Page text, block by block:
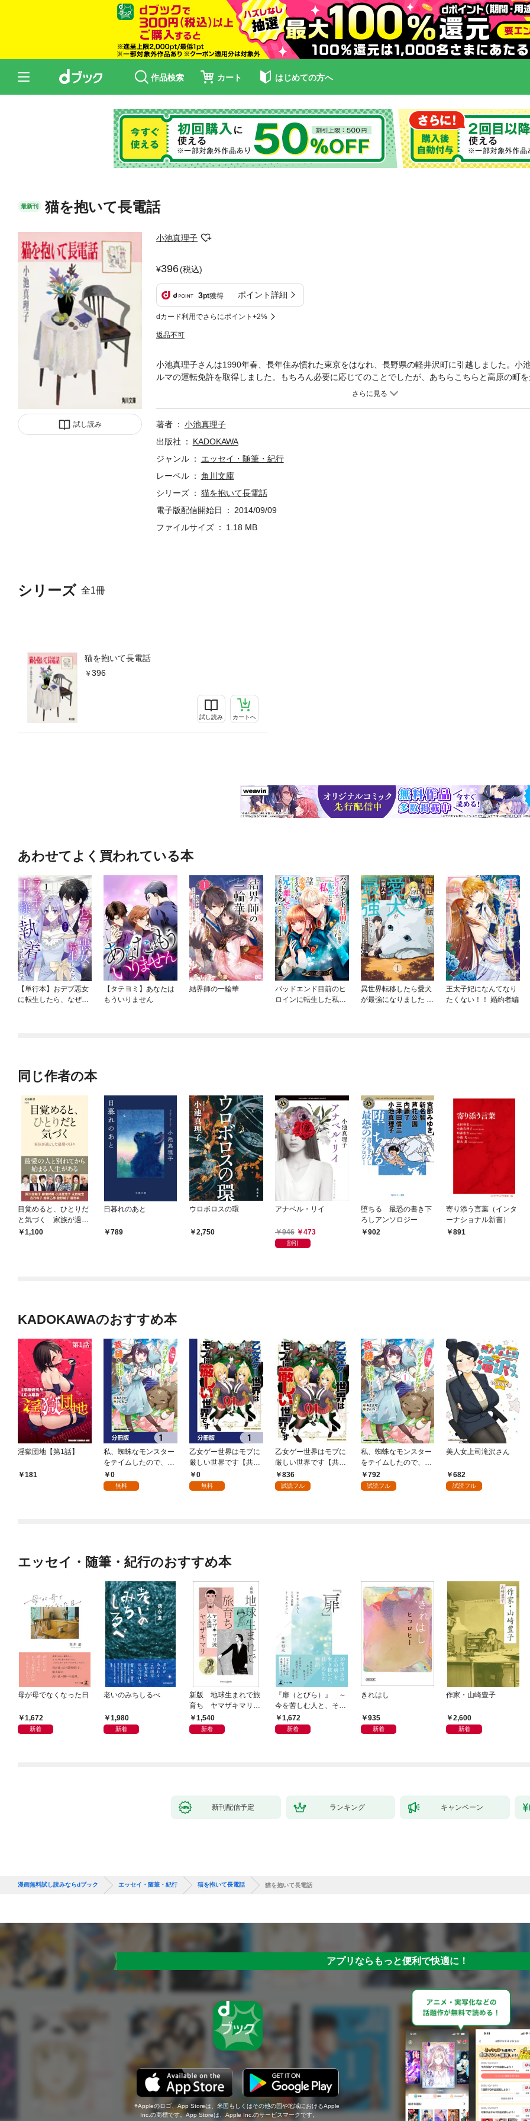
作品検索 カート はじめての方へ
最新刊 猫を抱いて長電話
試し読み
小池真理子
396(税込)
3pt獲得 ポイント詳細
dカード利用でさらにポイント+2%
返品不可
シリーズ 全1冊
猫を抱いて長電話
396
試し読み カートへ
小池真理子さんは1990年春、長年住み慣れた東京をはなれ、長野県の軽井沢町に引越しました。小
ルマの運転免許を取得しました。もちろん必要に応じてのことでしたが、あちらこちらと高原の町
新しい視界がひらけて来るようだったと言っています。この本には、小池さんが喧噪の中で書き続
著者
小池真理子
出版社
KADOKAWA
ジャンル
エッセイ・随筆・紀行
レーベル
角川文庫
シリーズ
猫を抱いて長電話
電子版配信開始日
2014/09/09
ファイルサイズ
1.18 MB
あわせてよく買われている本
【単行本】おデブ悪女
に転生したら、なぜか
【タテヨミ】あなたは
もういりません
結界師の一輪華
バッドエンド目前のヒ
ロインに転生した私、
異世界転移したら愛犬
が最強になりました ～
王太子妃になんてなり
たくない！！ 婚約者編
同じ作者の本
目覚めると、ひとりだ
と気づく 家族が過ご
した最期の日々
1,100
日暮れのあと
789
ウロボロスの環
2,750
アナベル・リイ
946 473
割引
堕ちる 最恐の書き下
ろしアンソロジー
902
寄り添う言葉（インタ
ーナショナル新書）
891
KADOKAWAのおすすめ本
淫獄団地【第1話】
181
私、蜘蛛なモンスター
をテイムしたので、ス
パイダーシルクで裁縫
を頑張ります！【分冊
0
無料
乙女ゲー世界はモブに
厳しい世界です【共和
国編】【分冊版】 1
0
無料
乙女ゲー世界はモブに
厳しい世界です【共和
国編】 ０１
836
試読フル
私、蜘蛛なモンスター
をテイムしたので、ス
パイダーシルクで裁縫
を頑張ります！ 1
792
試読フル
美人女上司滝沢さん
682
試読フル
エッセイ・随筆・紀行のおすすめ本
母が母でなくなった日
1,672
新着
老いのみちしるべ
1,980
新着
新版 地球生まれで旅
育ち ヤマザキマリ流
人生論
1,540
新着
『扉（とびら）』 ～
今を苦しむ人と、その
ご家族、そして「あな
た」へ～
1,672
新着
きれはし
935
新着
作家・山崎豊子
2,600
新着
新刊配信予定 ランキング キャンペーン
漫画無料試し読みならdブック エッセイ・随筆・紀行 猫を抱いて長電話 猫を抱いて長電話
アプリならもっと便利で快適に！
Appleのロゴ、App Storeは、米国もしくはその他の国や地域におけるApple
Inc.の商標です。App Storeは、Apple Inc.のサービスマークです。